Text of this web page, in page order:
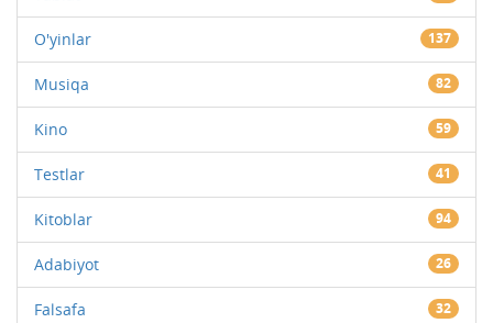
O'yinlar 137
Musiqa 82
Kino 59
Testlar 41
Kitoblar 94
Adabiyot 26
Falsafa 32